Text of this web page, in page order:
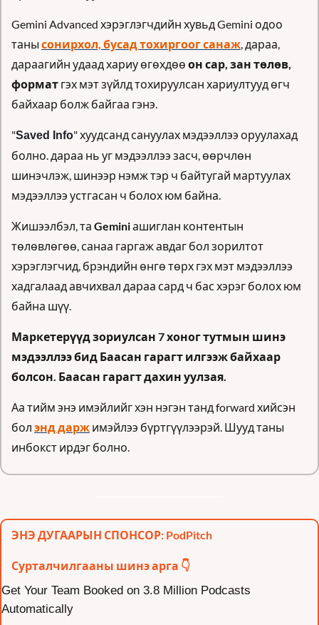
Gemini Advanced хэрэглэгчдийн хувьд Gemini одоо
таны сонирхол, бусад тохиргоог санаж , дараа,
дараагийн удаад хариу өгөхдөө он сар, зан төлөв,
формат гэх мэт зүйлд тохируулсан хариултууд өгч
байхаар болж байгаа гэнэ.
"Saved Info" хуудсанд сануулах мэдээллээ оруулахад
болно. дараа нь уг мэдээллээ засч, өөрчлөн
шинэчлэж, шинээр нэмж тэр ч байтугай мартуулах
мэдээллээ устгасан ч болох юм байна.
Жишээлбэл, та Gemini ашиглан контентын
төлөвлөгөө, санаа гаргаж авдаг бол зорилтот
хэрэглэгчид, брэндийн өнгө төрх гэх мэт мэдээллээ
хадгалаад авчихвал дараа сард ч бас хэрэг болох юм
байна шүү.
Маркетерүүд зориулсан 7 хоног тутмын шинэ
мэдээллээ бид Баасан гарагт илгээж байхаар
болсон. Баасан гарагт дахин уулзая.
Аа тийм энэ имэйлийг хэн нэгэн танд forward хийсэн
бол энд дарж имэйлээ бүртгүүлээрэй. Шууд таны
инбокст ирдэг болно.
ЭНЭ ДУГААРЫН СПОНСОР: PodPitch
Сурталчилгааны шинэ арга 👇
Get Your Team Booked on 3.8 Million Podcasts
Automatically